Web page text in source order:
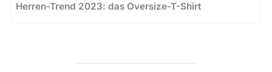
Herren-Trend 2023: das Oversize-T-Shirt